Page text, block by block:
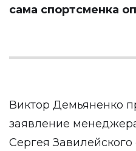
сама спортсменка
Виктор Демьяненко
заявление
Сергея Завилейского